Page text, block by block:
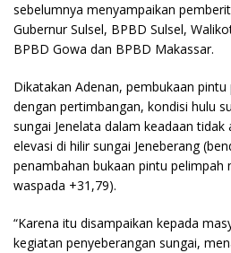
sebelumnya menyampaikan
Gubernur Sulsel, BPBD Sulsel,
BPBD Gowa dan BPBD Makassar.
Dikatakan Adenan, pembukaan
dengan pertimbangan, kondisi hulu
sungai Jenelata dalam keadaan tidak
elevasi di hilir sungai Jeneberang
penambahan bukaan pintu pelimpah
waspada +31,79).
“Karena itu disampaikan kepada
kegiatan penyeberangan sungai,